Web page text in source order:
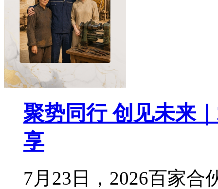
聚势同行 创见未来
享
7月23日，2026百家合